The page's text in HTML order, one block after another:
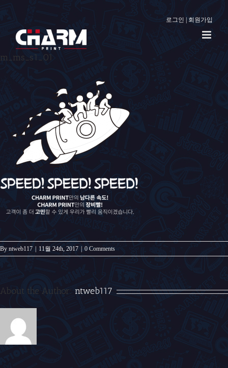
로그인 회원가입
m_ms_s1_01
By ntweb117 11월 24th, 2017 0 Comments
About the Author: ntweb117